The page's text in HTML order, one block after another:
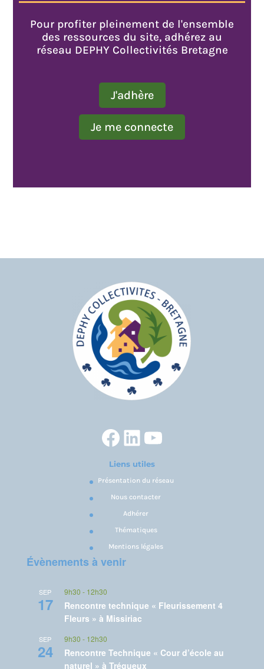
Pour profiter pleinement de l'ensemble
des ressources du site, adhérez au
réseau DEPHY Collectivités Bretagne
J'adhère
Je me connecte
Facebook
LinkedIn
YouTube
Liens utiles
Présentation du réseau
Nous contacter
Adhérer
Thématiques
Mentions légales
Évènements à venir
SEP
17
9h30 - 12h30
Rencontre technique « Fleurissement 4
Fleurs » à Missiriac
SEP
24
9h30 - 12h30
Rencontre Technique « Cour d’école au
naturel » à Trégueux